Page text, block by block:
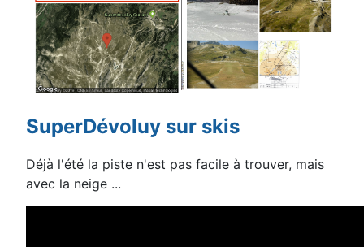
SuperDévoluy sur skis
Déjà l'été la piste n'est pas facile à trouver, mais
avec la neige ...